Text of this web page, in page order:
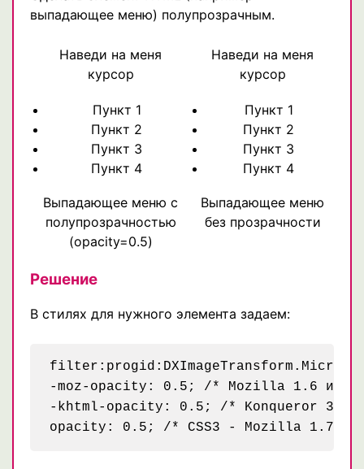
выпадающее меню) полупрозрачным.
Наведи на меня
курсор
Пункт 1
Пункт 2
Пункт 3
Пункт 4
Наведи на меня
курсор
Пункт 1
Пункт 2
Пункт 3
Пункт 4
Выпадающее меню с
полупрозрачностью
(opacity=0.5)
Выпадающее меню
без прозрачности
Решение
В стилях для нужного элемента задаем:
-moz-opacity: 0.5; /* Mozilla 1.6 и
-khtml-opacity: 0.5; /* Konqueror